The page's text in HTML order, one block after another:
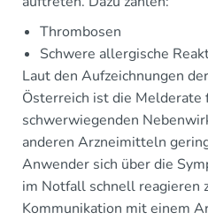
Thrombosen
Schwere allergische
Laut den Aufzeichnungen
Österreich ist die Melderate
schwerwiegenden
anderen Arzneimitteln
Anwender sich über die
im Notfall schnell reagieren
Kommunikation mit einem